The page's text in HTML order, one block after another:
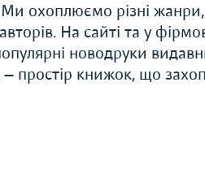
охоплюємо різні жанри,
На сайті та у
новодруки
— простір книжок, що